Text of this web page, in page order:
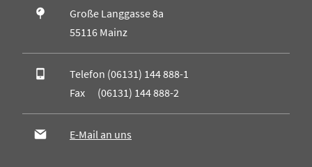
Große Langgasse 8a
55116 Mainz
Telefon (06131) 144 888-1
Fax (06131) 144 888-2
E-Mail an uns